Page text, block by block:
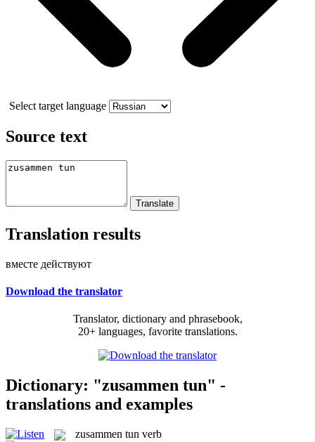
Select target language
Source text
Translation results
вместе действуют
Download the translator
Translator, dictionary and phrasebook,
20+ languages, favorite translations.
Dictionary: "zusammen tun" -
translations and examples
zusammen tun verb